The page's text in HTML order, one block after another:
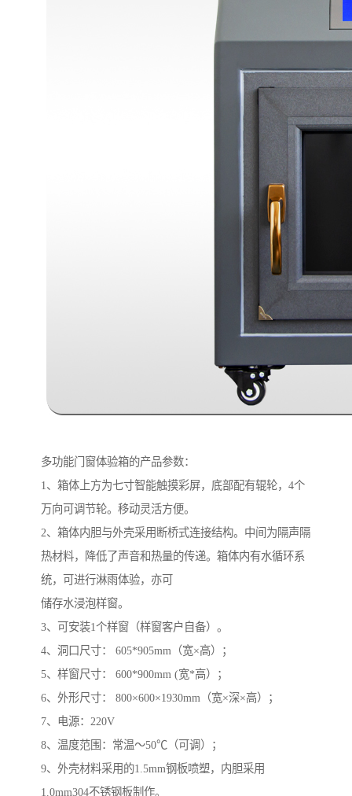
多功能门窗体验箱的产品参数：
1、箱体上方为七寸智能触摸彩屏，底部配有辊轮，4个
万向可调节轮。移动灵活方便。
2、箱体内胆与外壳采用断桥式连接结构。中间为隔声隔
热材料，降低了声音和热量的传递。箱体内有水循环系
统，可进行淋雨体验，亦可
储存水浸泡样窗。
3、可安装1个样窗（样窗客户自备）。
4、洞口尺寸： 605*905mm（宽×高）；
5、样窗尺寸： 600*900mm (宽*高）；
6、外形尺寸： 800×600×1930mm（宽×深×高）；
7、电源：220V
8、温度范围：常温～50℃（可调）；
9、外壳材料采用的1.5mm钢板喷塑，内胆采用
1.0mm304不锈钢板制作。